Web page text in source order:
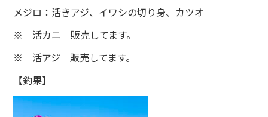
メジロ：活きアジ、イワシの切り身、カツオ
※ 活カニ 販売してます。
※ 活アジ 販売してます。
【釣果】